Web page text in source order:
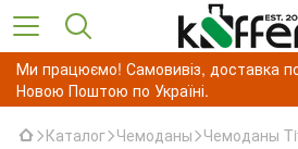
Ми працюємо! Самовивіз, доставка
Новою Поштою по Україні.
Каталог Чемоданы Чемоданы